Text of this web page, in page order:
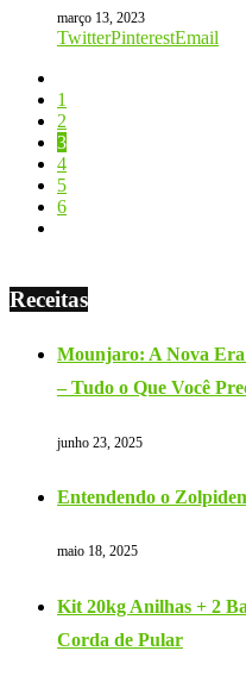
março 13, 2023
TwitterPinterestEmail
1
2
3
4
5
6
Receitas
Mounjaro: A Nova Era
– Tudo o Que Você
junho 23, 2025
Entendendo o
maio 18, 2025
Kit 20kg Anilhas + 2
Corda de Pular